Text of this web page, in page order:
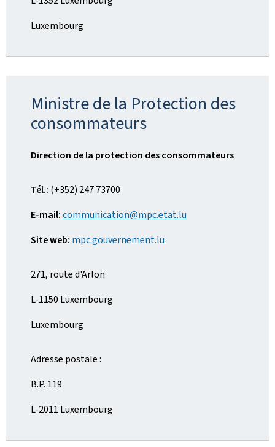
Luxembourg
Ministre de la Protection des
consommateurs
Direction de la protection des consommateurs
Tél.: (+352) 247 73700
E-mail:communication@mpc.etat.lu
Site web: mpc.gouvernement.lu
271, route d'Arlon
L-1150 Luxembourg
Luxembourg
Adresse postale :
B.P. 119
L-2011 Luxembourg